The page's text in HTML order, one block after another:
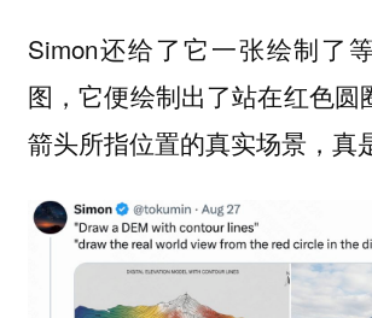
Simon还给了它一张绘制了
图，它便绘制出了站在红色圆
箭头所指位置的真实场景，真